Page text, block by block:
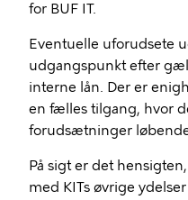
for BUF IT.
Eventuelle uforudsete
udgangspunkt efter
interne lån. Der er
en fælles tilgang, hvor
forudsætninger
På sigt er det
med KITs øvrige